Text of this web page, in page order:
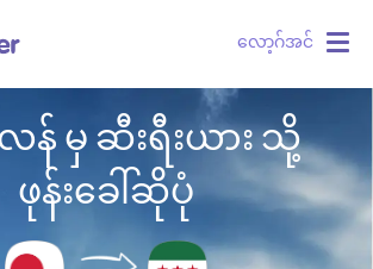
လော့ဂ်အင်
န် မှ ဆီးရီးယား သို့
ဖုန်းခေါ်ဆိုပုံ